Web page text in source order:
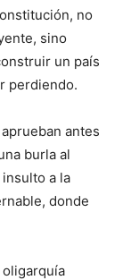
no
sino
un país
perdiendo.
antes
burla al
a la
donde